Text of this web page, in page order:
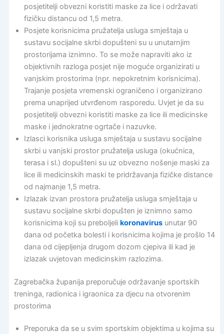
posjetitelji obvezni koristiti maske za lice i održavati
fizičku distancu od 1,5 metra.
Posjete korisnicima pružatelja usluga smještaja u
sustavu socijalne skrbi dopušteni su u unutarnjim
prostorijama iznimno. To se može napraviti ako iz
objektivnih razloga posjet nije moguće organizirati u
vanjskim prostorima (npr. nepokretnim korisnicima).
Trajanje posjeta vremenski ograničeno i organizirano
prema unaprijed utvrđenom rasporedu. Uvjet je da su
posjetitelji obvezni koristiti maske za lice ili medicinske
maske i jednokratne ogrtače i nazuvke.
Izlasci korisnika usluga smještaja u sustavu socijalne
skrbi u vanjski prostor pružatelja usluga (okućnica,
terasa i sl.) dopušteni su uz obvezno nošenje maski za
lice ili medicinskih maski te pridržavanja fizičke distance
od najmanje 1,5 metra.
Izlazak izvan prostora pružatelja usluga smještaja u
sustavu socijalne skrbi dopušten je iznimno samo
korisnicima koji su preboljeli koronavirusunutar 90
dana od početka bolesti i korisnicima kojima je prošlo 14
dana od cijepljenja drugom dozom cjepiva ili kad je
izlazak uvjetovan medicinskim razlozima.
Zagrebačka županija preporučuje održavanje sportskih
treninga, radionica i igraonica za djecu na otvorenim
prostorima
Preporuka da se u svim sportskim objektima u kojima su